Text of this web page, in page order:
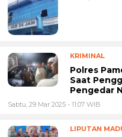
KRIMINAL
Polres
Saat
Pengedar
Sabtu, 29 Mar 2025 - 11:07 WIB
LIPUTAN